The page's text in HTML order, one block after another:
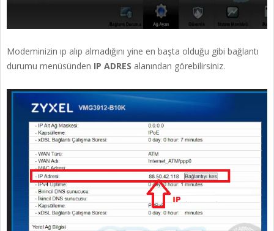
Modeminizin ıp alıp almadığını yine en başta olduğu gibi bağlantı
durumu menüsünden IP ADRES alanından görebilirsiniz.